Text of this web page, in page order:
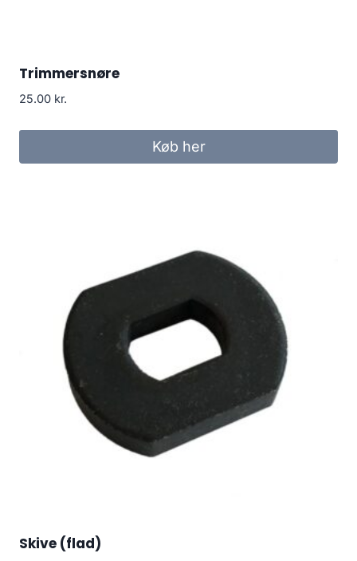
Trimmersnøre
25.00 kr.
Køb her
Skive (flad)